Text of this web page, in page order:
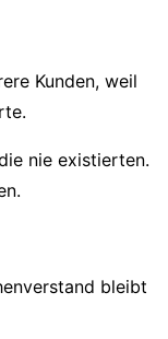
Kunden, weil
nie existierten.
bleibt